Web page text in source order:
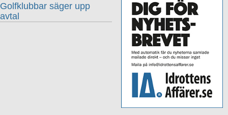
Golfklubbar säger upp
avtal